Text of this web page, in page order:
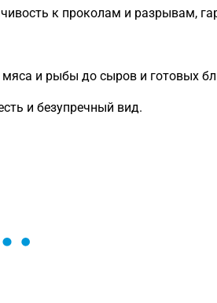
к проколам и разрывам,
мяса и рыбы до сыров и готовых
и безупречный вид.